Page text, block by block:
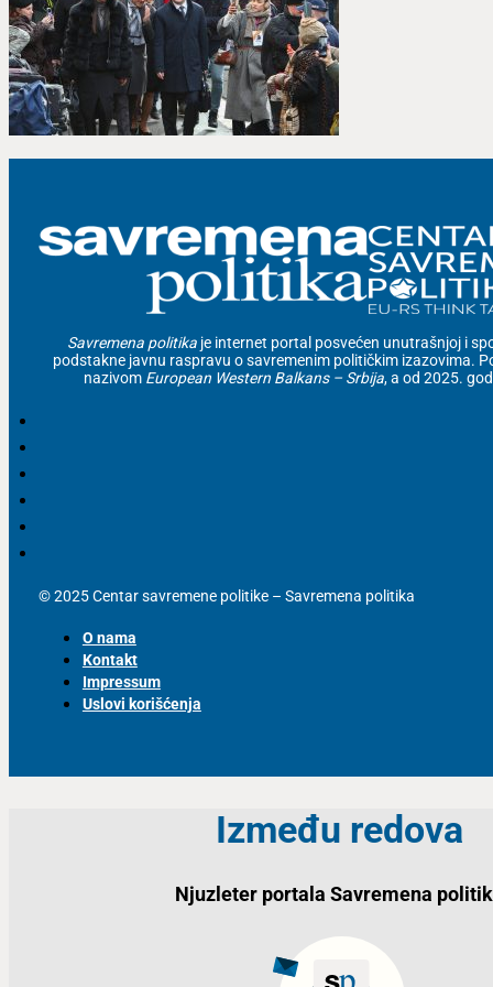
Savremena politika je internet portal posvećen unutrašnjoj i
podstakne javnu raspravu o savremenim političkim izazovima.
nazivom European Western Balkans – Srbija, a od 2025.
© 2025 Centar savremene politike – Savremena politika
O nama
Kontakt
Impressum
Uslovi korišćenja
Između redova
Njuzleter portala Savremena